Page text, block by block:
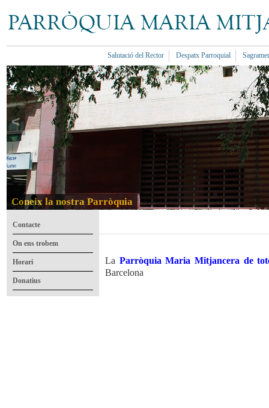
Salutació del Rector Despatx Parroquial
Coneix la nostra Parròquia
<
Contacte
On ens trobem
Horari
Donatius
La Parròquia Maria Mitjancera de
Barcelona